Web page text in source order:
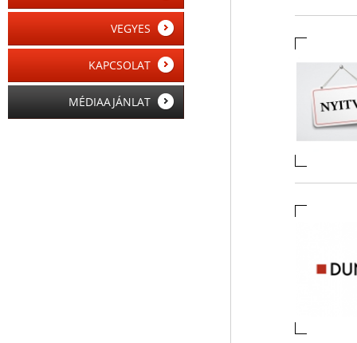
VEGYES
KAPCSOLAT
MÉDIAAJÁNLAT